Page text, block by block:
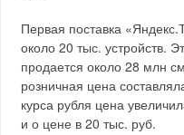
Первая поставка
около 20 тыс. устройств.
продается около 28 млн
розничная цена
курса рубля цена
и о цене в 20 тыс. руб.